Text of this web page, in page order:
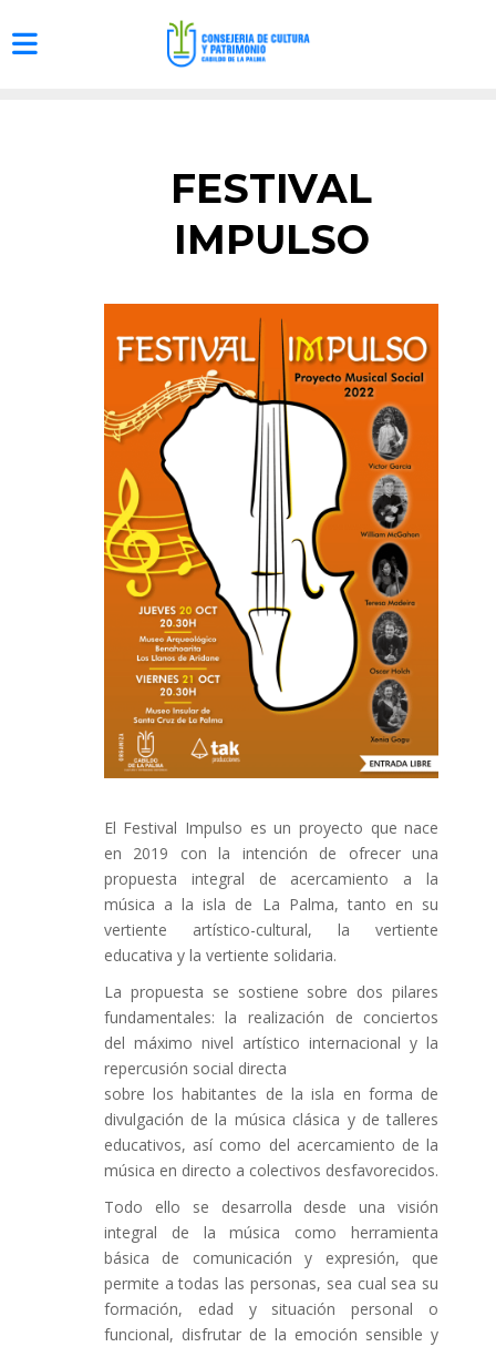
FESTIVAL
IMPULSO
El Festival Impulso es un proyecto que nace
en 2019 con la intención de ofrecer una
propuesta integral de acercamiento a la
música a la isla de La Palma, tanto en su
vertiente artístico-cultural, la vertiente
educativa y la vertiente solidaria.
La propuesta se sostiene sobre dos pilares
fundamentales: la realización de conciertos
del máximo nivel artístico internacional y la
repercusión social directa
sobre los habitantes de la isla en forma de
divulgación de la música clásica y de talleres
educativos, así como del acercamiento de la
música en directo a colectivos desfavorecidos.
Todo ello se desarrolla desde una visión
integral de la música como herramienta
básica de comunicación y expresión, que
permite a todas las personas, sea cual sea su
formación, edad y situación personal o
funcional, disfrutar de la emoción sensible y